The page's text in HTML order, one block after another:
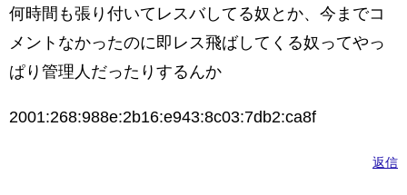
何時間も張り付いてレスバしてる奴とか、今までコ
メントなかったのに即レス飛ばしてくる奴ってやっ
ぱり管理人だったりするんか
2001:268:988e:2b16:e943:8c03:7db2:ca8f
返信